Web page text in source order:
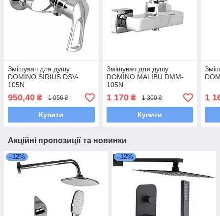
Змішувач для душу
DOMINO SIRIUS DSV-
105N
950,40 ₴ 1 056 ₴
Купити
Змішувач для душу
DOMINO MALIBU DMM-
105N
1 170₴ 1 300 ₴
Купити
1
Акційні пропозиції та новинки
–12% –12%